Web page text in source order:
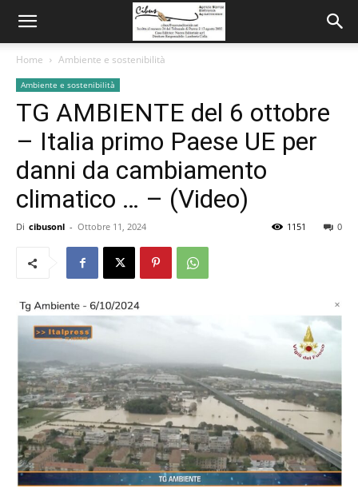
Home Ambiente e sostenibilità
Ambiente e sostenibilità
TG AMBIENTE del 6 ottobre
– Italia primo Paese UE per
danni da cambiamento
climatico … – (Video)
Di cibusonl - Ottobre 11, 2024 0
1151